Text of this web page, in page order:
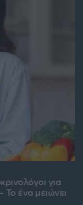
για
ένα μειώνει